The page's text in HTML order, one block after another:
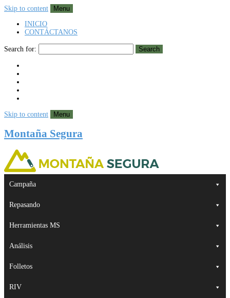
Skip to content
Menu
INICIO
CONTÁCTANOS
Search for: Search
Skip to content Menu
Montaña Segura
Campaña
Repasando
Herramientas MS
Análisis
Folletos
RIV